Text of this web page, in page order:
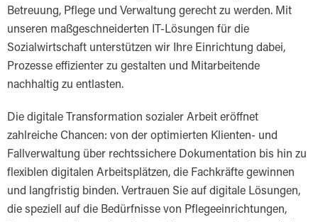
Betreuung, Pflege und Verwaltung gerecht zu werden. Mit
unseren maßgeschneiderten IT-Lösungen für die
Sozialwirtschaft unterstützen wir Ihre Einrichtung dabei,
Prozesse effizienter zu gestalten und Mitarbeitende
nachhaltig zu entlasten.
Die digitale Transformation sozialer Arbeit eröffnet
zahlreiche Chancen: von der optimierten Klienten- und
Fallverwaltung über rechtssichere Dokumentation bis hin zu
flexiblen digitalen Arbeitsplätzen, die Fachkräfte gewinnen
und langfristig binden. Vertrauen Sie auf digitale Lösungen,
die speziell auf die Bedürfnisse von Pflegeeinrichtungen,